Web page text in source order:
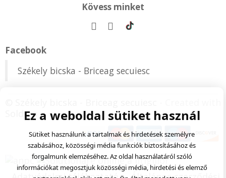
Kövess minket
Facebook
Székely bicska - Briceag secuiesc
SoldigoEz a weboldal sütiket használ
Sütiket használunk a tartalmak és hirdetések személyre
szabásához, közösségi média funkciók biztosításához és
forgalmunk elemzéséhez. Az oldal használatáról szóló
információkat megosztjuk közösségi média, hirdetési és elemző